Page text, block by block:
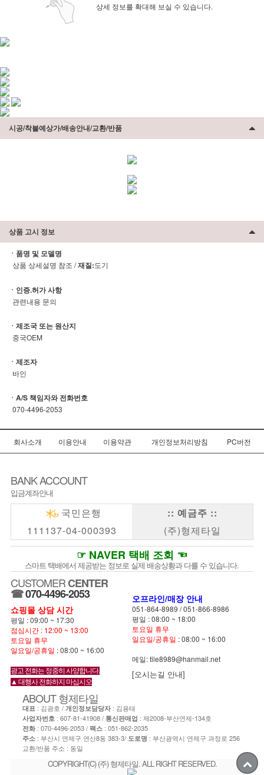
상세 정보를 확대해 보실 수 있습니다.
시공/착불예상가/배송안내/교환/반품
상품 고시 정보
ㆍ품명 및 모델명
상품 상세설명 참조 /재질:도기
ㆍ인증.허가 사항
관련내용 문의
ㆍ제조국 또는 원산지
중국OEM
ㆍ제조자
바인
ㆍA/S 책임자와 전화번호
070-4496-2053
회사소개 이용안내 이용약관 개인정보처리방침 PC버전
BANK ACCOUNT
입금계좌안내
국민은행
111137-04-000393
:: 예금주 ::
(주)형제타일
☞ NAVER 택배 조회 ☜
스마트 택배에서 제공받는 정보로 실제 배송상황과 다를 수 있습니다.
CUSTOMERCENTER
☎070-4496-2053
쇼핑몰 상담 시간
평일 : 09:00 ~ 17:30
점심시간 : 12:00 ~ 13:00
토요일 휴무
일요일/공휴일 : 08:00 ~ 16:00
광고 전화는 정중히 사양합니다.
▲ 대행사 전화하지 마십시오
오프라인/매장 안내
051-864-8989 /051-866-8986
평일 : 08:00 ~ 18:00
토요일 휴무
일요일/공휴일 : 08:00 ~ 16:00
메일: tile8989@hanmail.net
[오시는길 안내]
ABOUT형제타일
대표 : 김광호 /개인정보담당자 : 김용태
사업자번호 : 607-81-41908 / 통신판매업 : 제2008-부산연제-134호
전화 : 070-4496-2053/ 팩스 : 051-862-2035
주소 : 부산시 연제구 연산8동 383-3/ 도로명 : 부산광역시 연제구 과정로 256
교환/반품 주소 : 동일
COPYRIGHT(C) (주) 형제타일. ALL RIGHT RESERVED.